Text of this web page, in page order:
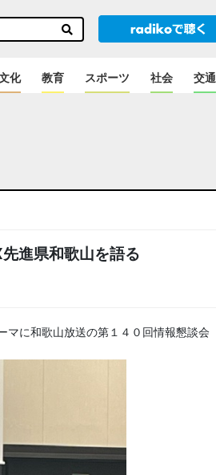
化 教育 スポーツ 社会 交通
進県和歌山を語る
マに和歌山放送の第１４０回情報懇談会